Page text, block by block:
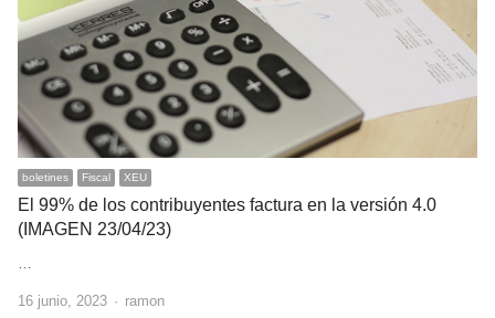
boletines Fiscal XEU
El 99% de los contribuyentes factura en la versión 4.0
(IMAGEN 23/04/23)
…
16 junio, 2023 Author
ramon